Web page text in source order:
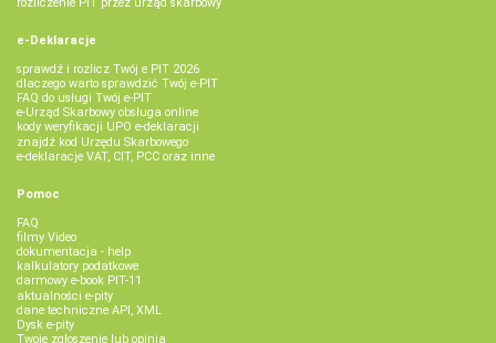
e-Deklaracje
sprawdź i rozlicz Twój e PIT 2026
dlaczego warto sprawdzić Twój e-PIT
FAQ do usługi Twój e-PIT
e-Urząd Skarbowy obsługa online
kody weryfikacji UPO e-deklaracji
znajdź kod Urzędu Skarbowego
e-deklaracje VAT, CIT, PCC oraz inne
Pomoc
FAQ
filmy Video
dokumentacja - help
kalkulatory podatkowe
darmowy e-book PIT-11
aktualności e-pity
dane techniczne API, XML
Dysk e-pity
Twoje zgłoszenie lub opinia